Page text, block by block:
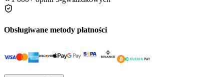
Obsługiwane metody płatności